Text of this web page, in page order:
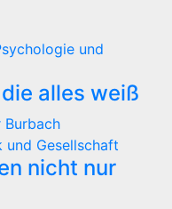
und
alles weiß
Burbach
und Gesellschaft
nicht nur